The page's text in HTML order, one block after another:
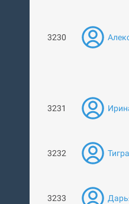
3230
3231
3232
3233